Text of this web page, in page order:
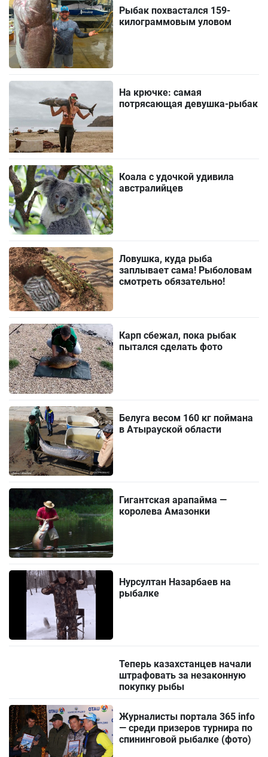
Рыбак похвастался 159-
килограммовым уловом
На крючке: самая
потрясающая девушка-рыбак
Коала с удочкой удивила
австралийцев
Ловушка, куда рыба
заплывает сама! Рыболовам
смотреть обязательно!
Карп сбежал, пока рыбак
пытался сделать фото
Белуга весом 160 кг поймана
в Атырауской области
Гигантская арапайма —
королева Амазонки
Нурсултан Назарбаев на
рыбалке
Теперь казахстанцев начали
штрафовать за незаконную
покупку рыбы
Журналисты портала 365 info
— среди призеров турнира по
спининговой рыбалке (фото)